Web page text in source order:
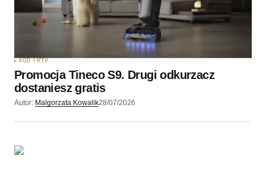
AGD I RTV
Promocja Tineco S9. Drugi odkurzacz
dostaniesz gratis
Autor: Malgorzata Kowalik28/07/2026